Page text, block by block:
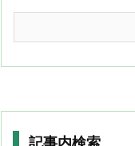
記事内検索